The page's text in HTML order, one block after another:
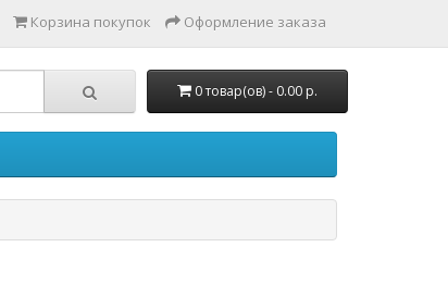
Корзина покупок Оформление заказа
0 товар(ов) - 0.00 р.